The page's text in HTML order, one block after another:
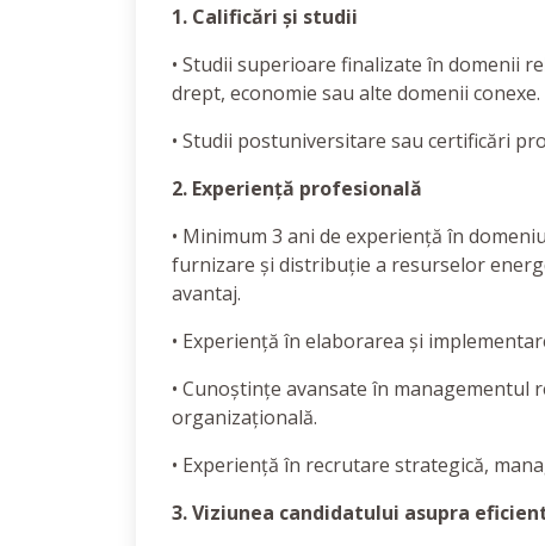
1. Calificări și studii
• Studii superioare finalizate în domenii
drept, economie sau alte domenii conexe.
• Studii postuniversitare sau certificări
2. Experiență profesională
• Minimum 3 ani de experiență în
furnizare și distribuție a resurselor
avantaj.
• Experiență în elaborarea și
• Cunoștințe avansate în
organizațională.
• Experiență în recrutare strategică,
3. Viziunea candidatului asupra